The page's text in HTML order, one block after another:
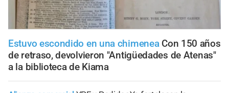
Estuvo escondido en una chimenea Con 150 años
de retraso, devolvieron "Antigüedades de Atenas"
a la biblioteca de Kiama